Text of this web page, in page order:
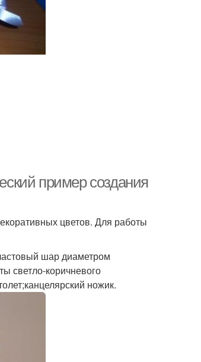
пример создания
цветов. Для работы
шар диаметром
светло-коричневого
ножик.